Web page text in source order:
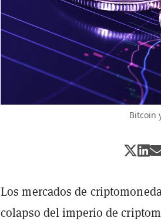
Bitcoin
Los mercados de
colapso del imperio de